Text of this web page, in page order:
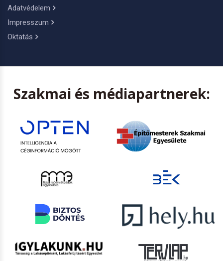
Adatvédelem
Impresszum
Oktatás
Szakmai és médiapartnerek: